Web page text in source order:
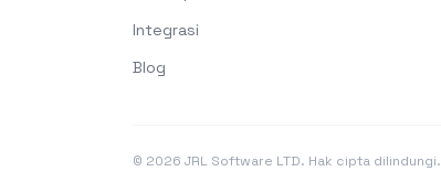
Integrasi
Blog
© 2026 JRL Software LTD. Hak cipta dilindungi.